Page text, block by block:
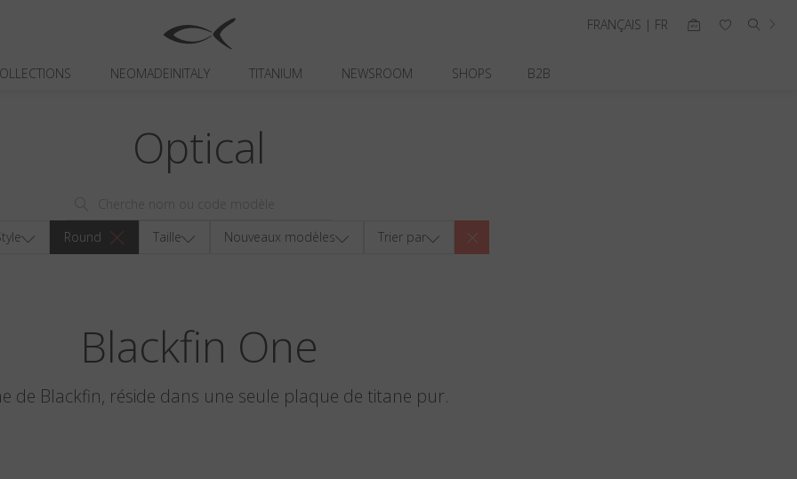
NEOMADEINITALY TITANIUM NEWSROOM SHOPS B2B
FRANÇAIS | FR
Optical
Round Taille Nouveaux modèles Trier par
Blackfin One
de Blackfin, réside dans une seule plaque de titane pur.